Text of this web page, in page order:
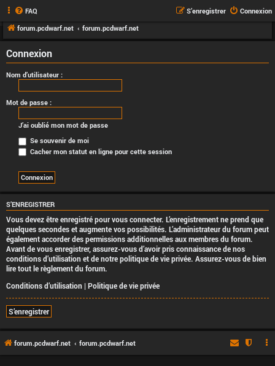
FAQ Connexion
S’enregistrer
forum.pcdwarf.net
forum.pcdwarf.net
Connexion
Nom d’utilisateur :
Mot de passe :
J’ai oublié mon mot de passe
Se souvenir de moi
Cacher mon statut en ligne pour cette session
S’ENREGISTRER
Vous devez être enregistré pour vous connecter. L’enregistrement ne prend que
quelques secondes et augmente vos possibilités. L’administrateur du forum peut
également accorder des permissions additionnelles aux membres du forum.
Avant de vous enregistrer, assurez-vous d’avoir pris connaissance de nos
conditions d’utilisation et de notre politique de vie privée. Assurez-vous de bien
lire tout le règlement du forum.
Conditions d’utilisation | Politique de vie privée
S’enregistrer
forum.pcdwarf.net forum.pcdwarf.net